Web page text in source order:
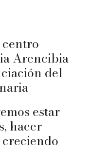
Arencibia
del
estar
hacer